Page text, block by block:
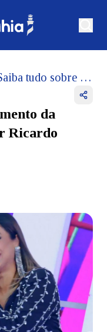
Saiba tudo sobre o casamento da cantora Lexa com o ator Ricardo Vianna!
da
Ricardo